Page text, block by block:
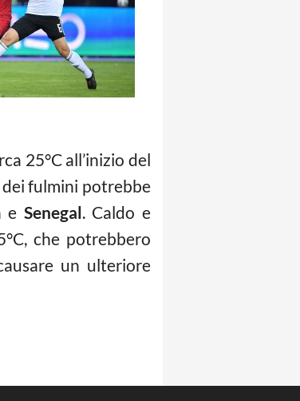
25°C all’inizio del
dei fulmini potrebbe
e Senegal. Caldo e
che potrebbero
un ulteriore